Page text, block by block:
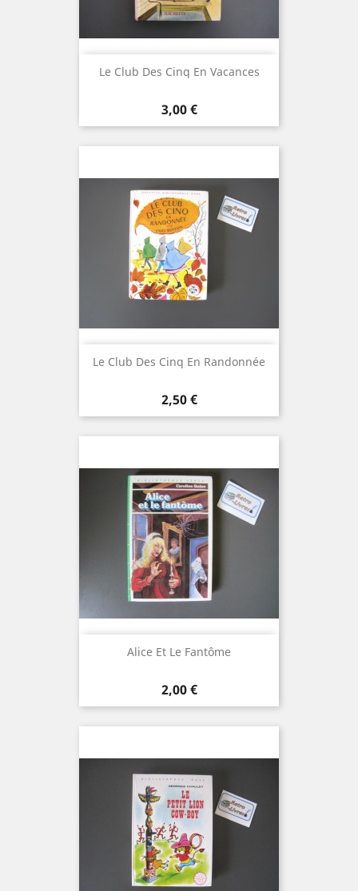
Le Club Des Cinq En Vacances
Prix
3,00 €
Le Club Des Cinq En Randonnée
Prix
2,50 €
Alice Et Le Fantôme
Prix
2,00 €